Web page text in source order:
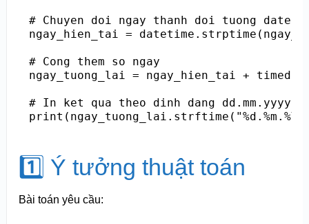
# Chuyen doi ngay thanh doi tuong
ngay_hien_tai =
# Cong them so ngay
ngay_tuong_lai = ngay_hien_tai +
# In ket qua theo dinh dang dd.mm.yyyy
1️⃣ Ý tưởng thuật toán
Bài toán yêu cầu: